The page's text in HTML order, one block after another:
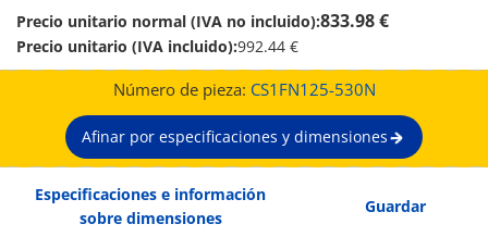
Precio unitario normal (IVA no incluido):833.98 €
Precio unitario (IVA incluido):992.44 €
Número de pieza: CS1FN125-530N
Afinar por especificaciones y dimensiones
Especificaciones e información
sobre dimensiones
Guardar